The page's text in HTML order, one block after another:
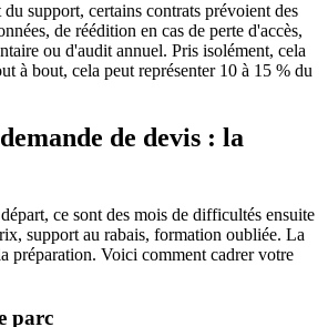
support, certains contrats prévoient des
de réédition en cas de perte d'accès,
ou d'audit annuel. Pris isolément, cela
à bout, cela peut représenter 10 à 15 % du
de devis : la
ce sont des mois de difficultés ensuite
support au rabais, formation oubliée. La
préparation. Voici comment cadrer votre
parc